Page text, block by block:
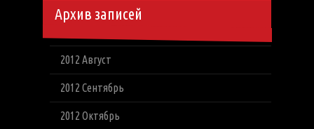
Архив записей
2012 Август
2012 Сентябрь
2012 Октябрь